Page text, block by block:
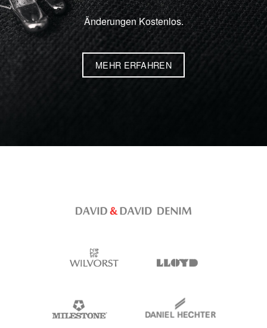
Änderungen Kostenlos.
MEHR ERFAHREN